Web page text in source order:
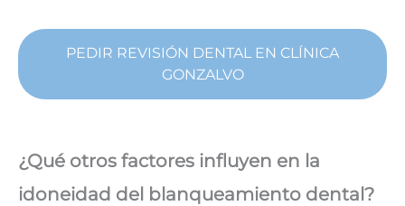
PEDIR REVISIÓN DENTAL EN CLÍNICA
GONZALVO
¿Qué otros factores influyen en la
idoneidad del blanqueamiento dental?